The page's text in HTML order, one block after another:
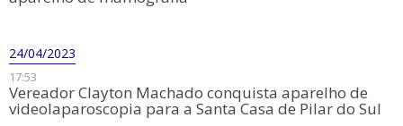
24/04/2023
17:53
Vereador Clayton Machado conquista aparelho de
videolaparoscopia para a Santa Casa de Pilar do Sul